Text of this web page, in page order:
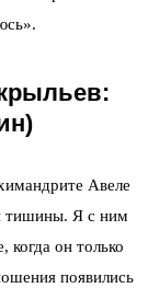
Авеле
тишины. Я с ним
когда он только
появились